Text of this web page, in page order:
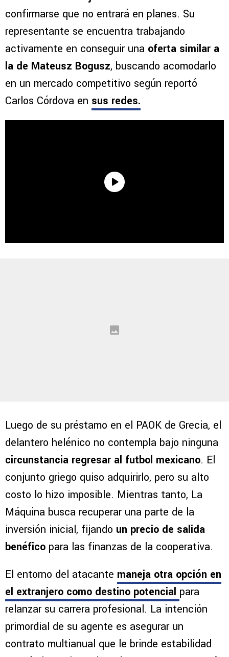
confirmarse que no entrará en planes. Su
representante se encuentra trabajando
activamente en conseguir una oferta similar a
la de Mateusz Bogusz, buscando acomodarlo
en un mercado competitivo según reportó
Carlos Córdova en sus redes.
Luego de su préstamo en el PAOK de Grecia, el
delantero helénico no contempla bajo ninguna
circunstancia regresar al futbol mexicano. El
conjunto griego quiso adquirirlo, pero su alto
costo lo hizo imposible. Mientras tanto, La
Máquina busca recuperar una parte de la
inversión inicial, fijando un precio de salida
benéfico para las finanzas de la cooperativa.
El entorno del atacante maneja otra opción en
el extranjero como destino potencial para
relanzar su carrera profesional. La intención
primordial de su agente es asegurar un
contrato multianual que le brinde estabilidad